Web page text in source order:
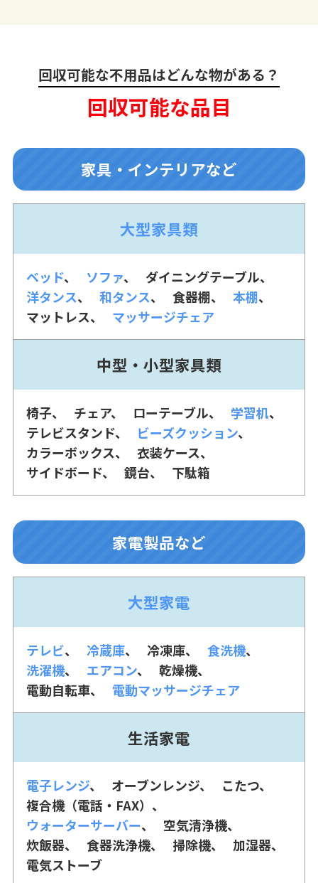
回収可能な不用品はどんな物がある？
回収可能な品目
家具・インテリアなど
大型家具類
ベッド ソファ
ダイニングテーブル
洋タンス
和タンス 食器棚
本棚
マットレス
マッサージチェア
中型・小型家具類
椅子 チェア ローテーブル
学習机
テレビスタンド
ビーズクッション
カラーボックス
衣装ケース
サイドボード
鏡台 下駄箱
家電製品など
大型家電
テレビ 冷蔵庫 冷凍庫
食洗機
洗濯機
エアコン
乾燥機
電動自転車
電動マッサージチェア
生活家電
電子レンジ オーブンレンジ
こたつ
複合機（電話・FAX）
ウォーターサーバー
空気清浄機
炊飯器
食器洗浄機 掃除機
加湿器
電気ストーブ